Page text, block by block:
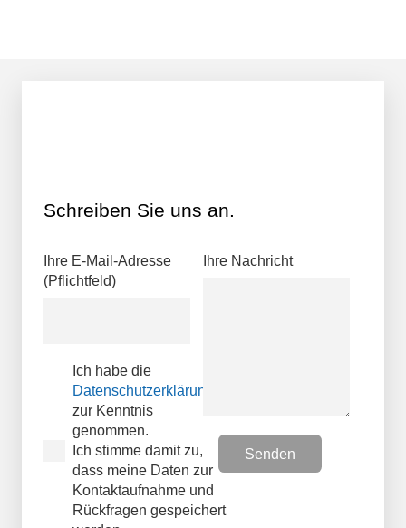
Schreiben Sie uns an.
Ihre E-Mail-Adresse
(Pflichtfeld)
Ich habe die
Datenschutzerklärungen
zur Kenntnis
genommen.
Ich stimme damit zu,
dass meine Daten zur
Kontaktaufnahme und
Rückfragen gespeichert
Ihre Nachricht